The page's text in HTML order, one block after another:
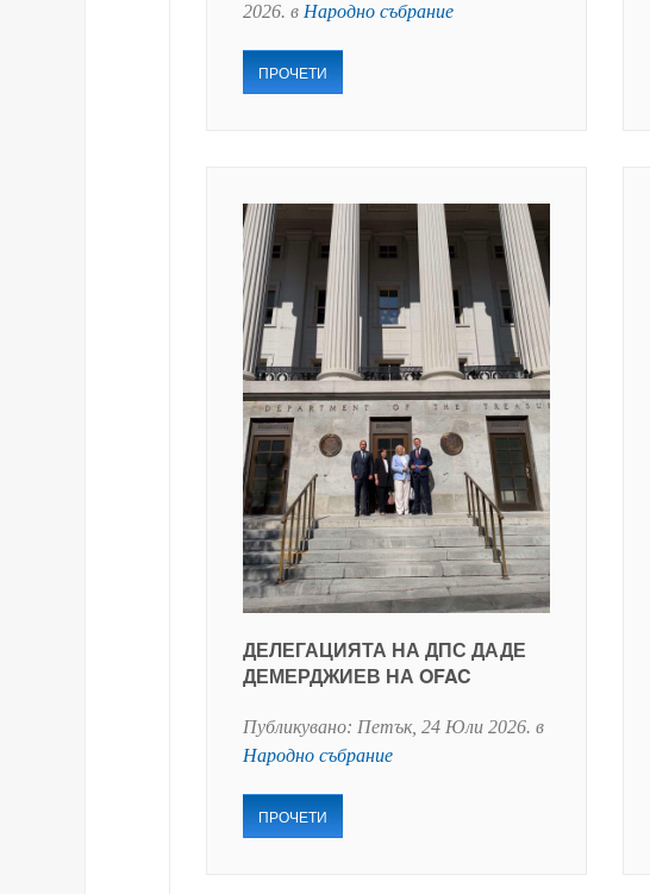
2026. в Народно събрание
ПРОЧЕТИ
ДЕЛЕГАЦИЯТА НА ДПС ДАДЕ
ДЕМЕРДЖИЕВ НА OFAC
Публикувано: Петък, 24 Юли 2026. в
Народно събрание
ПРОЧЕТИ